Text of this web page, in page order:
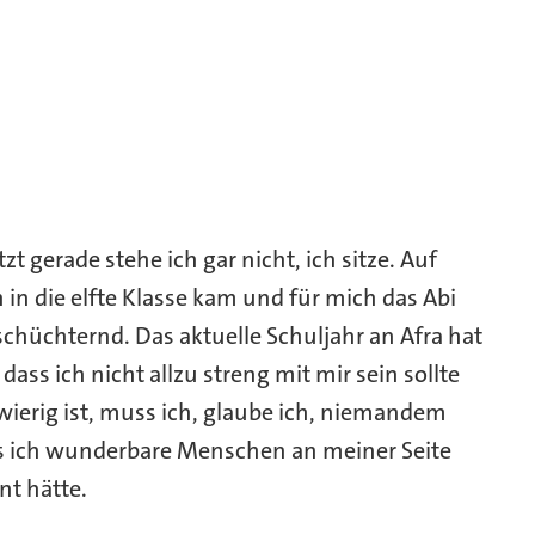
gerade stehe ich gar nicht, ich sitze. Auf
die elfte Klasse kam und für mich das Abi
Das aktuelle Schuljahr an Afra hat
ich nicht allzu streng mit mir sein sollte
ist, muss ich, glaube ich, niemandem
wunderbare Menschen an meiner Seite
hätte.